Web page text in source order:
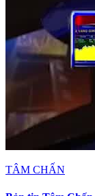
TÂM CHẤN